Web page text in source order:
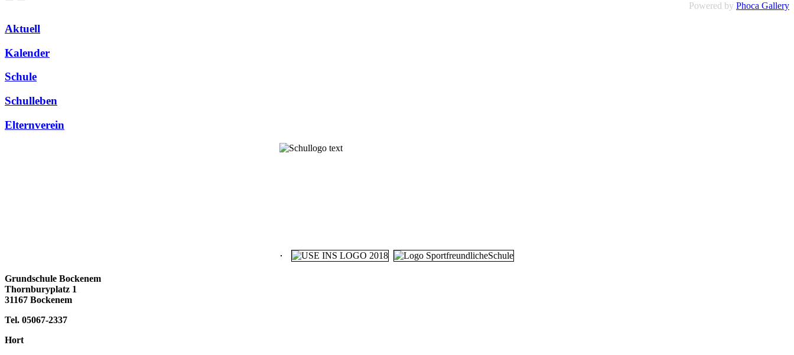
Powered by Phoca Gallery
Aktuell
Kalender
Schule
Schulleben
Elternverein
Grundschule Bockenem
Thornburyplatz 1
31167 Bockenem
Tel. 05067-2337
Hort